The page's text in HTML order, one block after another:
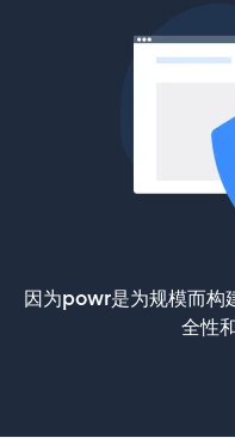
因为powr是为规模而构
全性